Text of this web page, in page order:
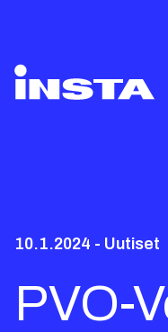
10.1.2024 - Uutiset
PVO-